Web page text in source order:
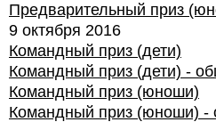
Предварительный приз
9 октября 2016
Командный приз (дети)
Командный приз (дети) -
Командный приз (юноши)
Командный приз (юноши) -